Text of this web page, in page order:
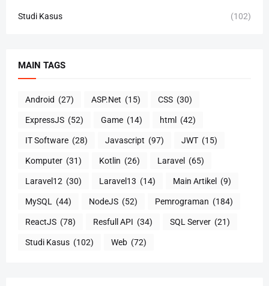
Studi Kasus (102)
MAIN TAGS
Android (27) ASP.Net (15) CSS (30)
ExpressJS (52) Game (14) html (42)
IT Software (28) Javascript (97) JWT (15)
Komputer (31) Kotlin (26) Laravel (65)
Laravel12 (30) Laravel13 (14) Main Artikel (9)
MySQL (44) NodeJS (52) Pemrograman (184)
ReactJS (78) Resfull API (34) SQL Server (21)
Studi Kasus (102) Web (72)